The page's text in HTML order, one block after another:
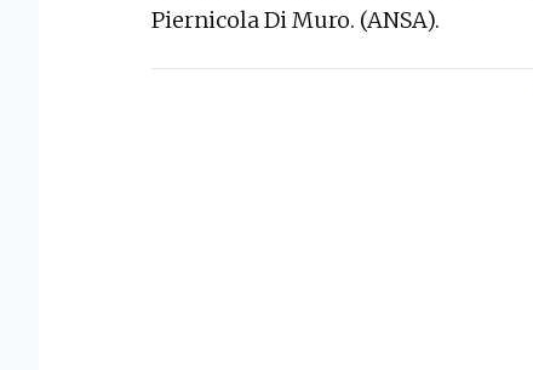
Piernicola Di Muro. (ANSA).